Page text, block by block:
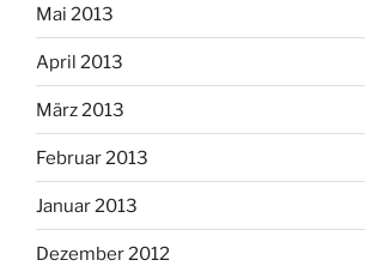
Mai 2013
April 2013
März 2013
Februar 2013
Januar 2013
Dezember 2012